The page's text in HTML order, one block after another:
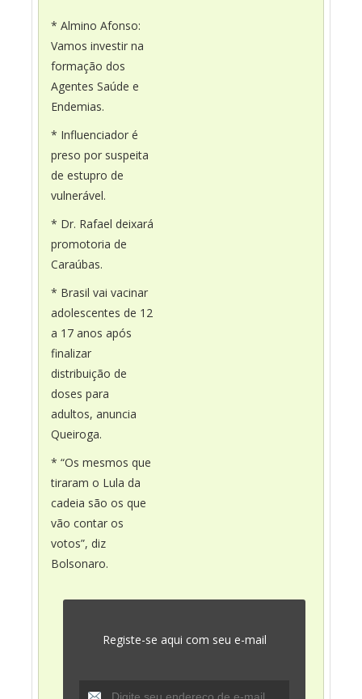
* Almino Afonso:
Vamos investir na
formação dos
Agentes Saúde e
Endemias.
* Influenciador é
preso por suspeita
de estupro de
vulnerável.
* Dr. Rafael deixará
promotoria de
Caraúbas.
* Brasil vai vacinar
adolescentes de 12
a 17 anos após
finalizar
distribuição de
doses para
adultos, anuncia
Queiroga.
* “Os mesmos que
tiraram o Lula da
cadeia são os que
vão contar os
votos”, diz
Bolsonaro.
Registe-se aqui com seu e-mail